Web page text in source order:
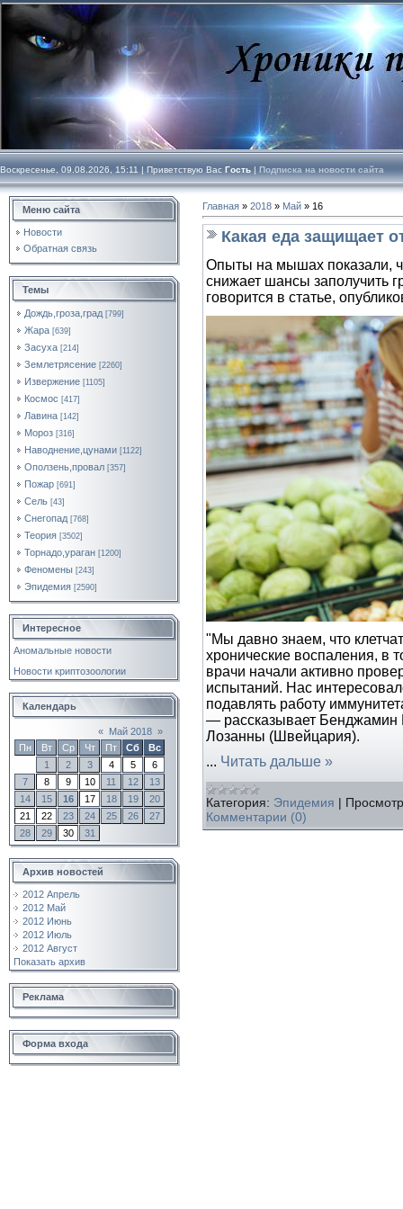
Воскресенье, 09.08.2026, 15:11 | Приветствую Вас Гость | Подписка на новости сайта
Меню сайта
Новости
Обратная связь
Темы
Дождь,гроза,град [799]
Жара [639]
Засуха [214]
Землетрясение [2260]
Извержение [1105]
Космос [417]
Лавина [142]
Мороз [316]
Наводнение,цунами [1122]
Оползень,провал [357]
Пожар [691]
Сель [43]
Снегопад [768]
Теория [3502]
Торнадо,ураган [1200]
Феномены [243]
Эпидемия [2590]
Интересное
Аномальные новости
Новости криптозоологии
Календарь
« Май 2018 »
Пн
Вт Ср Чт Пт Сб
Вс
1
2 3 4 5
6
7
8 9 10 11 12
13
14
15 16 17 18 19
20
21
22 23 24 25 26
27
28
29 30 31
Архив новостей
2012 Апрель
2012 Май
2012 Июнь
2012 Июль
2012 Август
Показать архив
Реклама
Форма входа
Главная » 2018 » Май » 16
Какая еда защищает
Опыты на мышах показали,
снижает шансы заполучить
говорится в статье,
"Мы давно знаем, что
хронические воспаления, в
врачи начали активно
испытаний. Нас
подавлять работу
— рассказывает Бенджамин
Лозанны (Швейцария).
... Читать дальше »
Категория: Эпидемия |
Комментарии (0)